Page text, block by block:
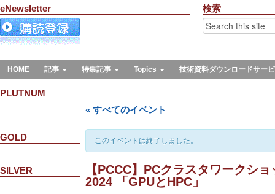
eNewsletter 検索
HOME 記事 特集記事 Topics 技術資料ダウンロードサー
PLUTNUM
GOLD
SILVER
« すべてのイベント
このイベントは終了しました。
【PCCC】PCクラスタワークシ
2024 「GPUとHPC」